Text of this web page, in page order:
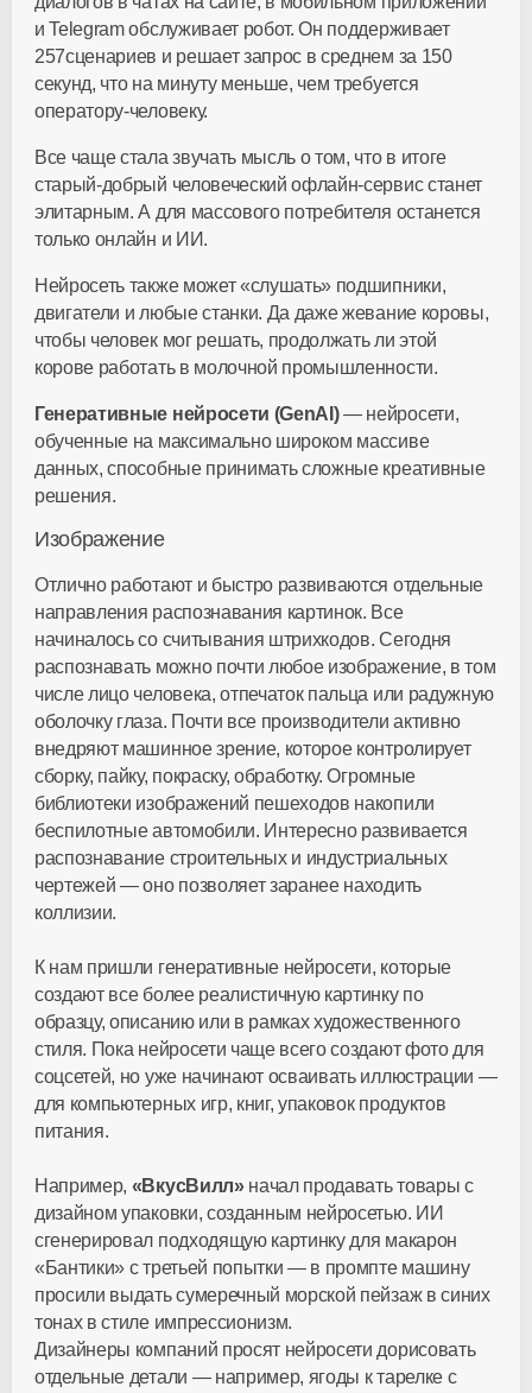
и Telegram обслуживает робот. Он поддерживает
257сценариев и решает запрос в среднем за 150
секунд, что на минуту меньше, чем требуется
оператору-человеку.
Все чаще стала звучать мысль о том, что в итоге
старый-добрый человеческий офлайн-сервис станет
элитарным. А для массового потребителя останется
только онлайн и ИИ.
Нейросеть также может «слушать» подшипники,
двигатели и любые станки. Да даже жевание коровы,
чтобы человек мог решать, продолжать ли этой
корове работать в молочной промышленности.
Генеративные нейросети (GenAI)— нейросети,
обученные на максимально широком массиве
данных, способные принимать сложные креативные
решения.
Изображение
Отлично работают и быстро развиваются отдельные
направления распознавания картинок. Все
начиналось со считывания штрихкодов. Сегодня
распознавать можно почти любое изображение, в том
числе лицо человека, отпечаток пальца или радужную
оболочку глаза. Почти все производители активно
внедряют машинное зрение, которое контролирует
сборку, пайку, покраску, обработку. Огромные
библиотеки изображений пешеходов накопили
беспилотные автомобили. Интересно развивается
распознавание строительных и индустриальных
чертежей — оно позволяет заранее находить
коллизии.
К нам пришли генеративные нейросети, которые
создают все более реалистичную картинку по
образцу, описанию или в рамках художественного
стиля. Пока нейросети чаще всего создают фото для
соцсетей, но уже начинают осваивать иллюстрации —
для компьютерных игр, книг, упаковок продуктов
питания.
Например, «ВкусВилл»начал продавать товары с
дизайном упаковки, созданным нейросетью. ИИ
сгенерировал подходящую картинку для макарон
«Бантики» с третьей попытки — в промпте машину
просили выдать сумеречный морской пейзаж в синих
тонах в стиле импрессионизм.
Дизайнеры компаний просят нейросети дорисовать
отдельные детали — например, ягоды к тарелке с